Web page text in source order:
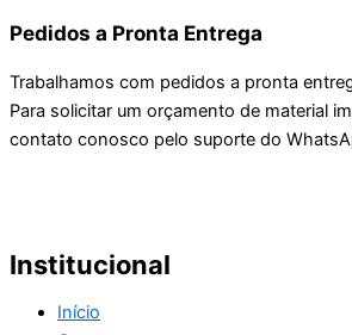
Pedidos a Pronta Entrega
Trabalhamos com pedidos a pronta
Para solicitar um orçamento de material
contato conosco pelo suporte do
Institucional
Início